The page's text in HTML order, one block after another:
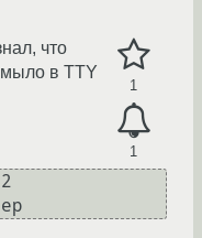
1
1
что
мыло в TTY